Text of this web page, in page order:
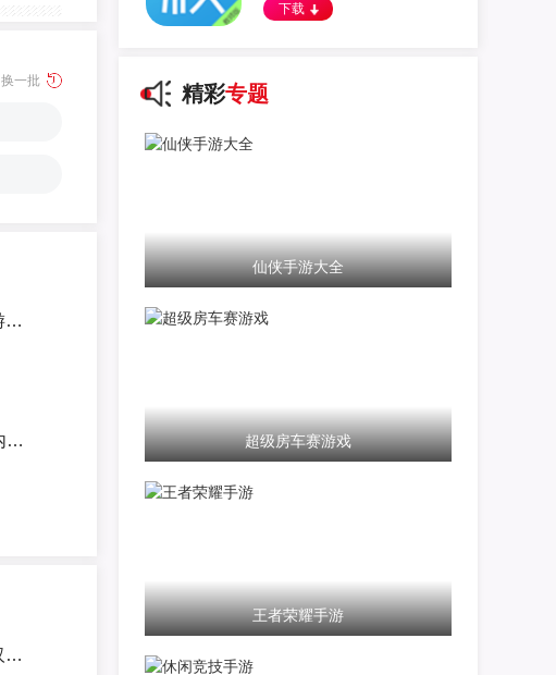
换一批
非人学园云游戏 2.4.0.30 安卓版
lol手游先游内测 3.8.0 安卓版
时空召唤银汉账号登陆版 2022 安卓版
下载
精彩专题
仙侠手游大全
超级房车赛游戏
王者荣耀手游